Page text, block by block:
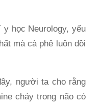
y học Neurology, yếu
mà cà phê luôn dồi
người ta cho rằng
chảy trong não có